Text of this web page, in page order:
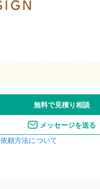
無料で見積り相談
メッセージを送る
依頼方法について